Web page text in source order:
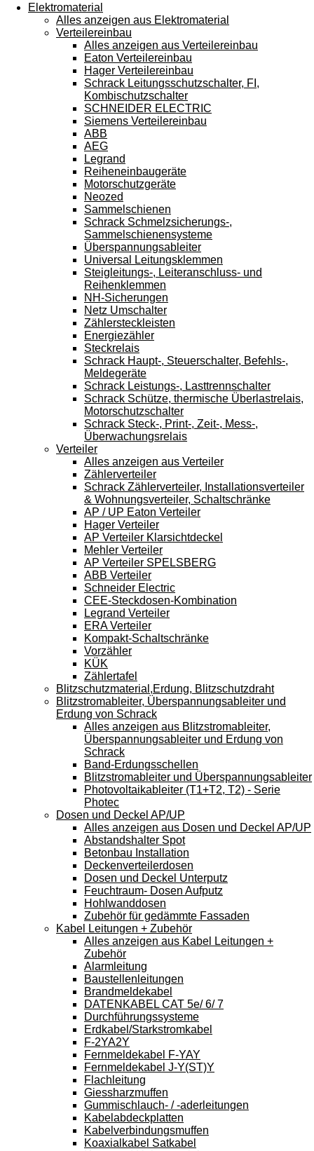
Elektromaterial
Alles anzeigen aus Elektromaterial
Verteilereinbau
Alles anzeigen aus Verteilereinbau
Eaton Verteilereinbau
Hager Verteilereinbau
Schrack Leitungsschutzschalter, FI,
Kombischutzschalter
SCHNEIDER ELECTRIC
Siemens Verteilereinbau
ABB
AEG
Legrand
Reiheneinbaugeräte
Motorschutzgeräte
Neozed
Sammelschienen
Schrack Schmelzsicherungs-,
Sammelschienensysteme
Überspannungsableiter
Universal Leitungsklemmen
Steigleitungs-, Leiteranschluss- und
Reihenklemmen
NH-Sicherungen
Netz Umschalter
Zählersteckleisten
Energiezähler
Steckrelais
Schrack Haupt-, Steuerschalter, Befehls-,
Meldegeräte
Schrack Leistungs-, Lasttrennschalter
Schrack Schütze, thermische Überlastrelais,
Motorschutzschalter
Schrack Steck-, Print-, Zeit-, Mess-,
Überwachungsrelais
Verteiler
Alles anzeigen aus Verteiler
Zählerverteiler
Schrack Zählerverteiler, Installationsverteiler
& Wohnungsverteiler, Schaltschränke
AP / UP Eaton Verteiler
Hager Verteiler
AP Verteiler Klarsichtdeckel
Mehler Verteiler
AP Verteiler SPELSBERG
ABB Verteiler
Schneider Electric
CEE-Steckdosen-Kombination
Legrand Verteiler
ERA Verteiler
Kompakt-Schaltschränke
Vorzähler
KÜK
Zählertafel
Blitzschutzmaterial,Erdung, Blitzschutzdraht
Blitzstromableiter, Überspannungsableiter und
Erdung von Schrack
Alles anzeigen aus Blitzstromableiter,
Überspannungsableiter und Erdung von
Schrack
Band-Erdungsschellen
Blitzstromableiter und Überspannungsableiter
Photovoltaikableiter (T1+T2, T2) - Serie
Photec
Dosen und Deckel AP/UP
Alles anzeigen aus Dosen und Deckel AP/UP
Abstandshalter Spot
Betonbau Installation
Deckenverteilerdosen
Dosen und Deckel Unterputz
Feuchtraum- Dosen Aufputz
Hohlwanddosen
Zubehör für gedämmte Fassaden
Kabel Leitungen + Zubehör
Alles anzeigen aus Kabel Leitungen +
Zubehör
Alarmleitung
Baustellenleitungen
Brandmeldekabel
DATENKABEL CAT 5e/ 6/ 7
Durchführungssysteme
Erdkabel/Starkstromkabel
F-2YA2Y
Fernmeldekabel F-YAY
Fernmeldekabel J-Y(ST)Y
Flachleitung
Giessharzmuffen
Gummischlauch- / -aderleitungen
Kabelabdeckplatten
Kabelverbindungsmuffen
Koaxialkabel Satkabel